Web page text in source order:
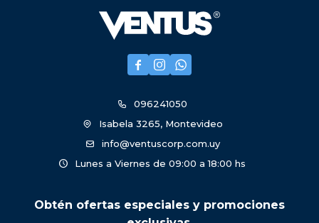
  
096241050
Isabela 3265, Montevideo
info@ventuscorp.com.uy
Lunes a Viernes de 09:00 a 18:00 hs
Obtén ofertas especiales y promociones